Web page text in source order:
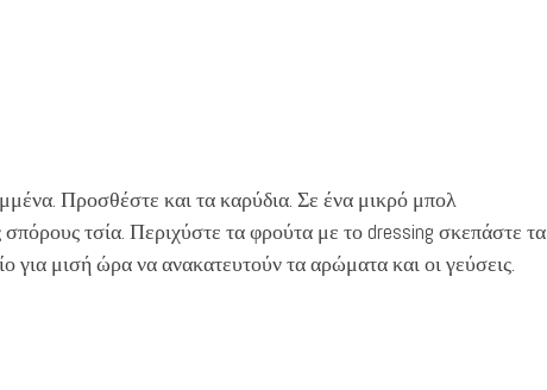
Προσθέστε και τα καρύδια. Σε ένα μικρό μπολ
τσία. Περιχύστε τα φρούτα με το dressing σκεπάστε τα
για μισή ώρα να ανακατευτούν τα αρώματα και οι γεύσεις.